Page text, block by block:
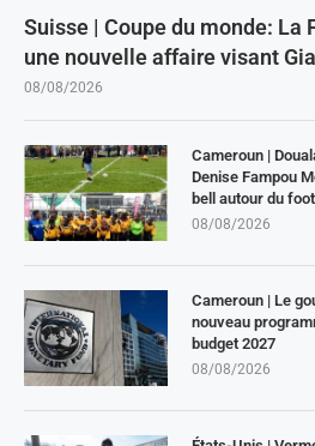
Suisse | Coupe du monde: La
une nouvelle affaire visant
08/08/2026
Cameroun |
Denise Fampou
bell autour du
08/08/2026
Cameroun | Le
nouveau
budget 2027
08/08/2026